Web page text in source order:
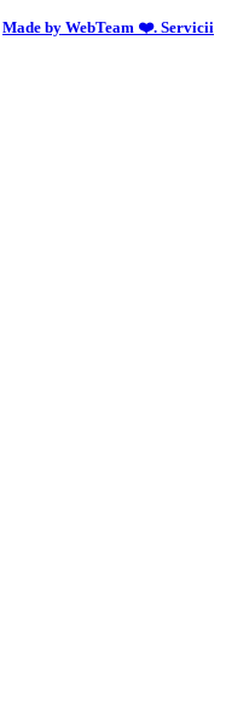
Made by WebTeam ❤️. Servicii